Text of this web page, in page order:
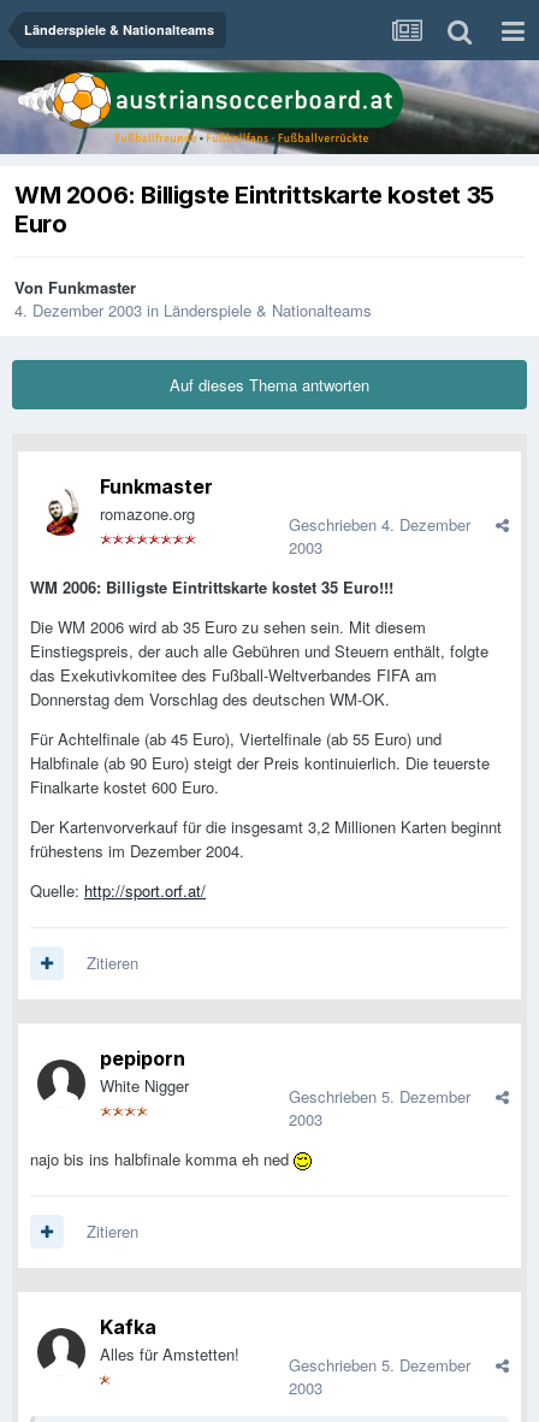
Länderspiele & Nationalteams
WM 2006: Billigste Eintrittskarte kostet 35
Euro
Von Funkmaster
4. Dezember 2003 in Länderspiele & Nationalteams
Auf dieses Thema antworten
Funkmaster
romazone.org Geschrieben 4. Dezember
2003
WM 2006: Billigste Eintrittskarte kostet 35 Euro!!!
Die WM 2006 wird ab 35 Euro zu sehen sein. Mit diesem
Einstiegspreis, der auch alle Gebühren und Steuern enthält, folgte
das Exekutivkomitee des Fußball-Weltverbandes FIFA am
Donnerstag dem Vorschlag des deutschen WM-OK.
Für Achtelfinale (ab 45 Euro), Viertelfinale (ab 55 Euro) und
Halbfinale (ab 90 Euro) steigt der Preis kontinuierlich. Die teuerste
Finalkarte kostet 600 Euro.
Der Kartenvorverkauf für die insgesamt 3,2 Millionen Karten beginnt
frühestens im Dezember 2004.
Quelle: http://sport.orf.at/
Zitieren
pepiporn
White Nigger Geschrieben 5. Dezember
2003
najo bis ins halbfinale komma eh ned
Zitieren
Kafka
Alles für Amstetten! Geschrieben 5. Dezember
2003